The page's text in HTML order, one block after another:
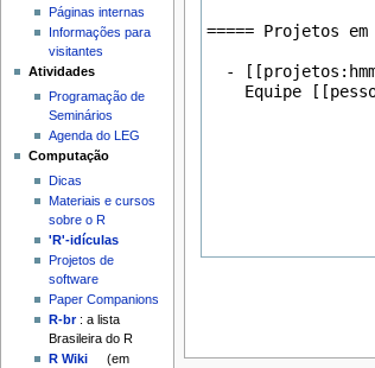
Páginas internas
Informações para
visitantes
Atividades
Programação de
Seminários
Agenda do LEG
Computação
Dicas
Materiais e cursos
sobre o R
'R'-idículas
Projetos de
software
Paper Companions
R-br: a lista
Brasileira do R
R Wiki
(em